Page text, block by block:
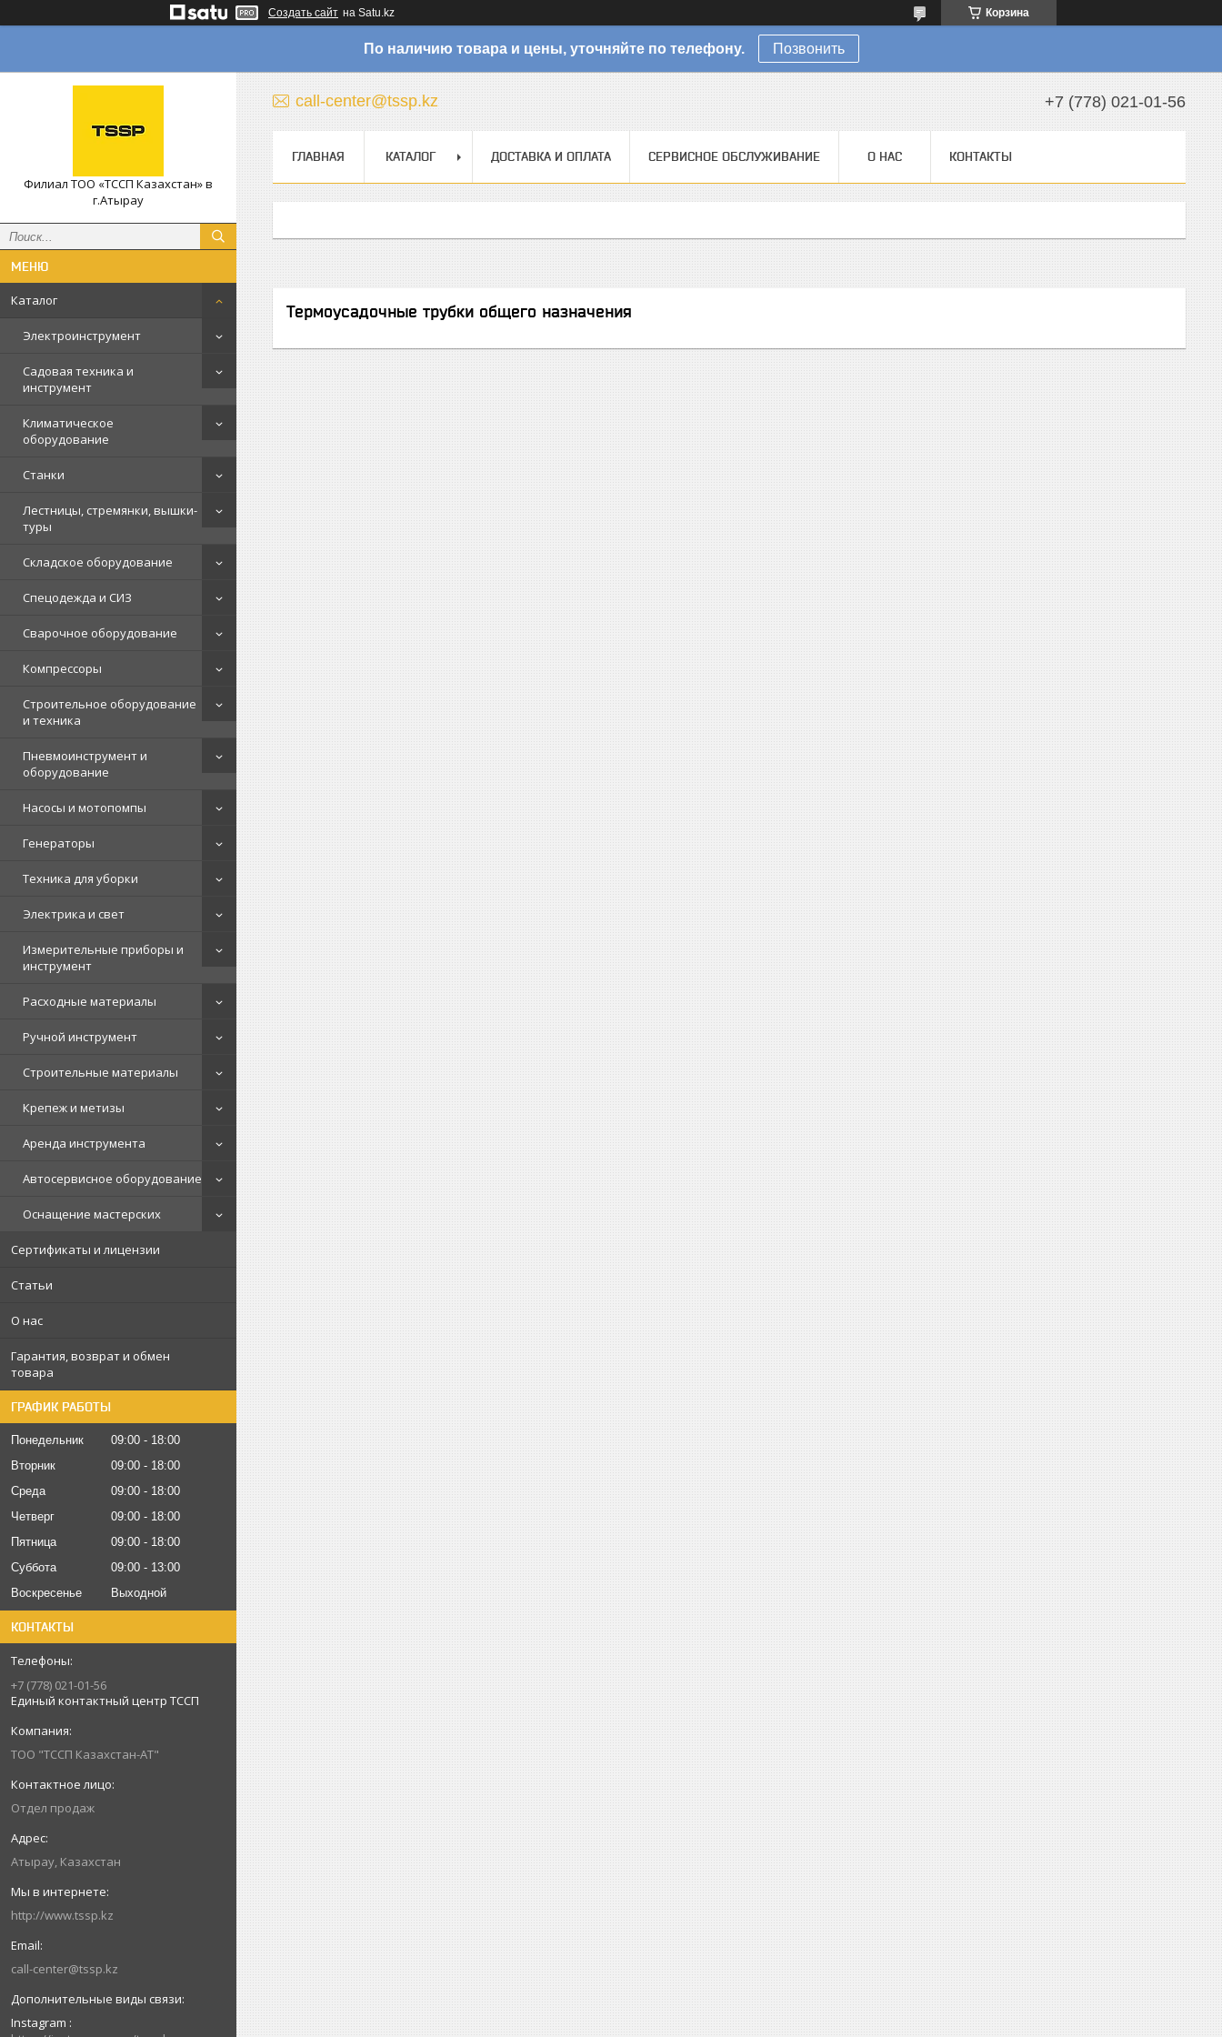
Создать сайт на Satu.kz Корзина
По наличию товара и цены, уточняйте по телефону. Позвонить
Филиал ТОО «ТССП Казахстан» в
г.Атырау
Каталог
Электроинструмент
Садовая техника и
инструмент
Климатическое
оборудование
Станки
Лестницы, стремянки, вышки-
туры
Складское оборудование
Спецодежда и СИЗ
Сварочное оборудование
Компрессоры
Строительное оборудование
и техника
Пневмоинструмент и
оборудование
Насосы и мотопомпы
Генераторы
Техника для уборки
Электрика и свет
Измерительные приборы и
инструмент
Расходные материалы
Ручной инструмент
Строительные материалы
Крепеж и метизы
Аренда инструмента
Автосервисное оборудование
Оснащение мастерских
Сертификаты и лицензии
Статьи
О нас
Гарантия, возврат и обмен
товара
ГРАФИК РАБОТЫ
Понедельник 09:00
18:00
Вторник
09:00
18:00
Среда
09:00
18:00
Четверг
09:00
18:00
Пятница
09:00
18:00
Суббота
09:00
13:00
Воскресенье
Выходной
КОНТАКТЫ
+7 (778) 021-01-56
Единый контактный центр ТССП
ТОО "ТССП Казахстан-АТ"
Отдел продаж
Атырау, Казахстан
http://www.tssp.kz
call-center@tssp.kz
Instagram
call-center@tssp.kz +7 (778) 021-01-56
ГЛАВНАЯ КАТАЛОГ ДОСТАВКА И ОПЛАТА СЕРВИСНОЕ ОБСЛУЖИВАНИЕ О НАС КОНТАКТЫ
Термоусадочные трубки общего назначения